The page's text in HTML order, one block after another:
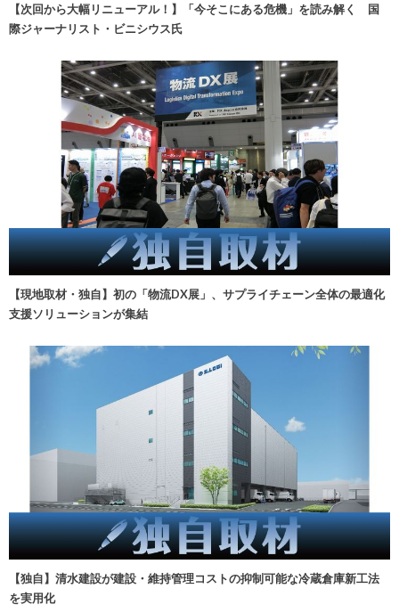
【次回から大幅リニューアル！】「今そこにある危機」を読み解く 国
際ジャーナリスト・ビニシウス氏
【現地取材・独自】初の「物流DX展」、サプライチェーン全体の最適化
支援ソリューションが集結
【独自】清水建設が建設・維持管理コストの抑制可能な冷蔵倉庫新工法
を実用化